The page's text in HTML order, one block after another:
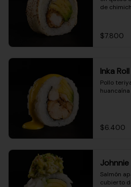
de
$7.800
Inka Roll
Pollo
huancaína
$6.400
Johnnie
Salmón
cubierto